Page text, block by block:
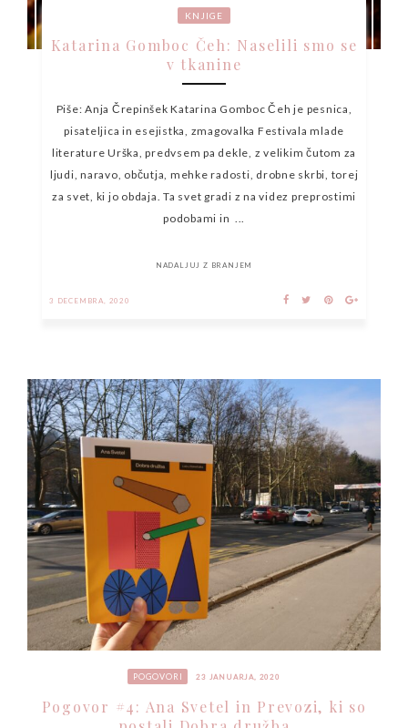
KNJIGE
Katarina Gomboc Čeh: Naselili smo se
v tkanine
Piše: Anja Črepinšek Katarina Gomboc Čeh je pesnica,
pisateljica in esejistka, zmagovalka Festivala mlade
literature Urška, predvsem pa dekle, z velikim čutom za
ljudi, naravo, občutja, mehke radosti, drobne skrbi, torej
za svet, ki jo obdaja. Ta svet gradi z na videz preprostimi
podobami in ...
NADALJUJ Z BRANJEM
3 DECEMBRA, 2020
POGOVORI 23 JANUARJA, 2020
Pogovor #4: Ana Svetel in Prevozi, ki so